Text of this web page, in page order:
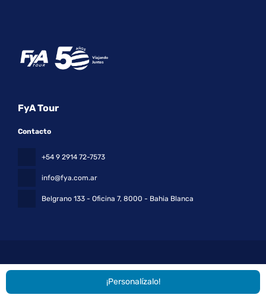
¡Personalízalo!
FyA Tour
Contacto
+54 9 2914 72-7573
info@fya.com.ar
Belgrano 133 - Oficina 7, 8000 - Bahia Blanca